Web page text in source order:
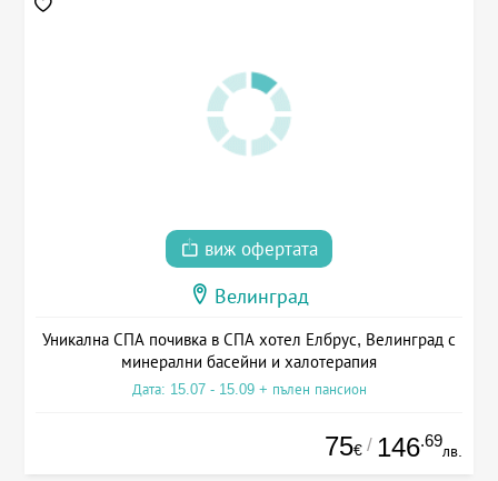
виж офертата
Велинград
Уникална СПА почивка в СПА хотел Елбрус, Велинград с
минерални басейни и халотерапия
Дата: 15.07 - 15.09 + пълен пансион
75€ / 146.69
лв.